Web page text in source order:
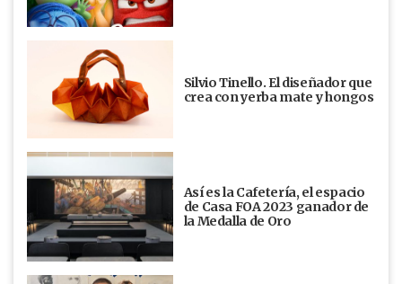
Silvio Tinello. El diseñador que
crea con yerba mate y hongos
Así es la Cafetería, el espacio
de Casa FOA 2023 ganador de
la Medalla de Oro